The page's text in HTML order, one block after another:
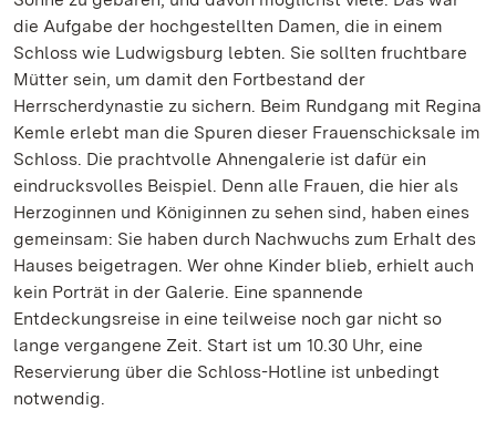
die Aufgabe der hochgestellten Damen, die in einem
Schloss wie Ludwigsburg lebten. Sie sollten fruchtbare
Mütter sein, um damit den Fortbestand der
Herrscherdynastie zu sichern. Beim Rundgang mit Regina
Kemle erlebt man die Spuren dieser Frauenschicksale im
Schloss. Die prachtvolle Ahnengalerie ist dafür ein
eindrucksvolles Beispiel. Denn alle Frauen, die hier als
Herzoginnen und Königinnen zu sehen sind, haben eines
gemeinsam: Sie haben durch Nachwuchs zum Erhalt des
Hauses beigetragen. Wer ohne Kinder blieb, erhielt auch
kein Porträt in der Galerie. Eine spannende
Entdeckungsreise in eine teilweise noch gar nicht so
lange vergangene Zeit. Start ist um 10.30 Uhr, eine
Reservierung über die Schloss-Hotline ist unbedingt
notwendig.